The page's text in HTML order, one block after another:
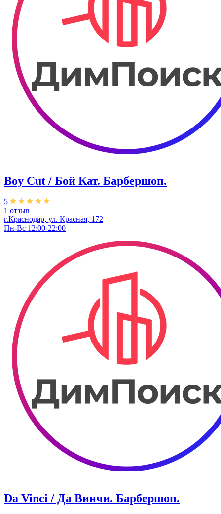
Boy Cut / Бой Кат. Барбершоп.
5
1 отзыв
г.Краснодар, ул. ​Красная, 172
Пн-Вс 12:00-22:00
Da Vinci / Да Винчи. Барбершоп.